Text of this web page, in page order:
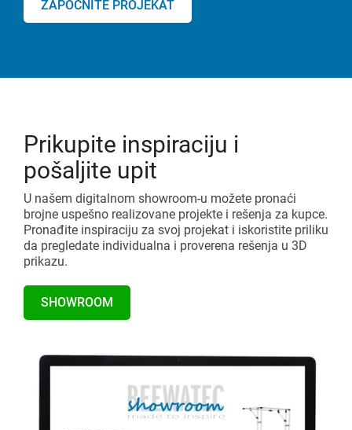
ZAPOČNITE PROJEKAT
Prikupite inspiraciju i
pošaljite upit
U našem digitalnom showroom-u možete pronaći
brojne uspešno realizovane projekte i rešenja za kupce.
Pronađite inspiraciju za svoj projekat i iskoristite priliku
da pregledate individualna i proverena rešenja u 3D
prikazu.
SHOWROOM